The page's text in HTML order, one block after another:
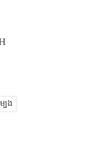
ែង